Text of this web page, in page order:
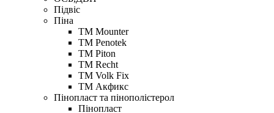
Підвіс
Піна
ТМ Mounter
ТМ Penotek
ТМ Piton
ТМ Recht
ТМ Volk Fix
ТМ Акфикс
Пінопласт та пінополістерол
Пінопласт